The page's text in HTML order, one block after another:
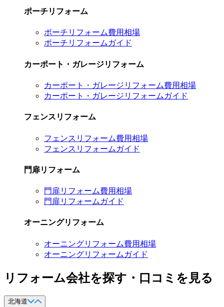
ポーチリフォーム
ポーチリフォーム費用相場
ポーチリフォームガイド
カーポート・ガレージリフォーム
カーポート・ガレージリフォーム費用相場
カーポート・ガレージリフォームガイド
フェンスリフォーム
フェンスリフォーム費用相場
フェンスリフォームガイド
門扉リフォーム
門扉リフォーム費用相場
門扉リフォームガイド
オーニングリフォーム
オーニングリフォーム費用相場
オーニングリフォームガイド
リフォーム会社を探す・口コミを見る
北海道